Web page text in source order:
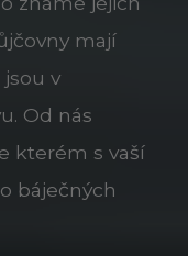
mají
v
Od nás
kterém s vaší
báječných